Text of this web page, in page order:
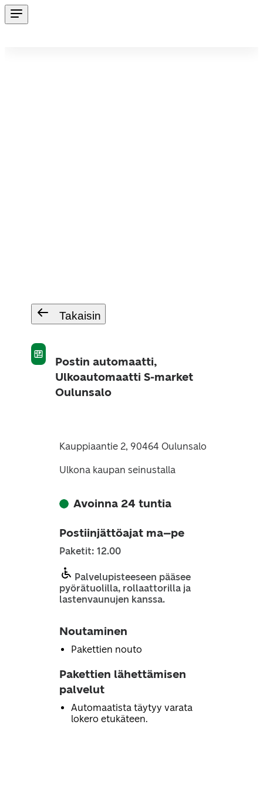
Takaisin
Postin automaatti,
Ulkoautomaatti S-market
Oulunsalo
Kauppiaantie 2, 90464 Oulunsalo
Ulkona kaupan seinustalla
Avoinna 24 tuntia
Postiinjättöajat ma–pe
Paketit: 12.00
Palvelupisteeseen pääsee
pyörätuolilla, rollaattorilla ja
lastenvaunujen kanssa.
Noutaminen
Pakettien nouto
Pakettien lähettämisen
palvelut
Automaatista täytyy varata
lokero etukäteen.